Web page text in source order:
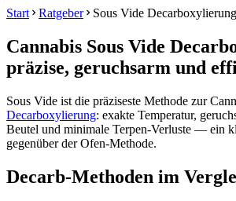
Start Ratgeber Sous Vide Decarboxylierung
Cannabis Sous Vide
präzise, geruchsarm und
Sous Vide ist die präziseste Methode zur
Decarboxylierung: exakte Temperatur,
Beutel und minimale Terpen-Verluste — ein
gegenüber der Ofen-Methode.
Decarb-Methoden im